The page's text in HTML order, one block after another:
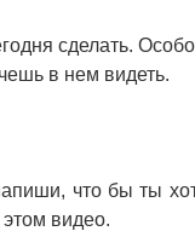
сделать.
в нем видеть.
что бы ты
видео.